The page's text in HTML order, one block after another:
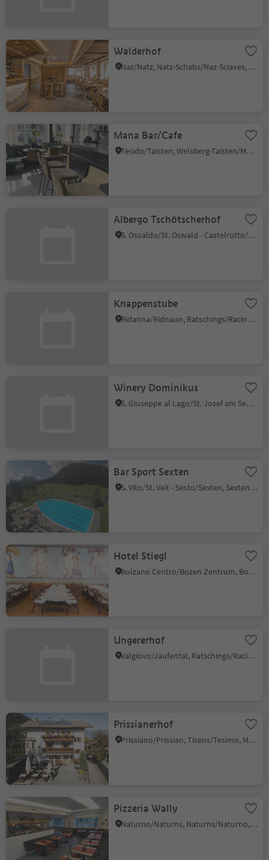
Walderhof
Naz/Natz, Natz-Schabs/Naz-Sciaves, Brixen/Bressanone and environs
Mana Bar/Cafe
Tesido/Taisten, Welsberg-Taisten/Monguelfo-Tesido
Albergo Tschötscherhof
S. Osvaldo/St. Oswald - Castelrotto/Kastelruth, Kastelruth/Castelrotto, Dolomites Region Seiser Alm
Knappenstube
Ridanna/Ridnaun, Ratschings/Racines, Sterzing/Vipiteno and environs
Winery Dominikus
S. Giuseppe al Lago/St. Josef am See, Kaltern an der Weinstraße/Caldaro sulla Strada del Vino, Alto Adige Wine Road
Bar Sport Sexten
S. Vito/St. Veit - Sesto/Sexten, Sexten/Sesto, Dolomites Region 3 Zinnen
Hotel Stiegl
Bolzano Centro/Bozen Zentrum, Bolzano/Bozen, Bolzano/Bozen and environs
Ungererhof
Valgiovo/Jaufental, Ratschings/Racines, Sterzing/Vipiteno and environs
Prissianerhof
Prissiano/Prissian, Tisens/Tesimo, Meran/Merano and environs
Pizzeria Wally
Naturno/Naturns, Naturns/Naturno, Meran/Merano and environs